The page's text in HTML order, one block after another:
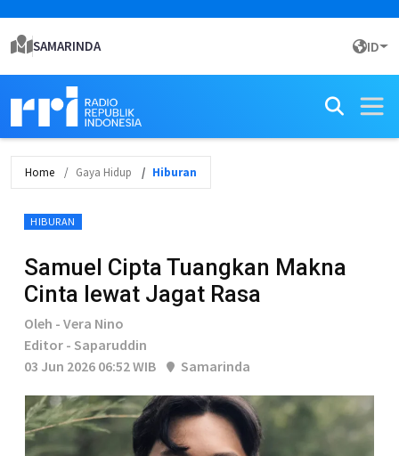
SAMARINDA ID
Home Gaya Hidup Hiburan
HIBURAN
Samuel Cipta Tuangkan Makna
Cinta lewat Jagat Rasa
Oleh - Vera Nino
Editor - Saparuddin
03 Jun 2026 06:52 WIB
Samarinda